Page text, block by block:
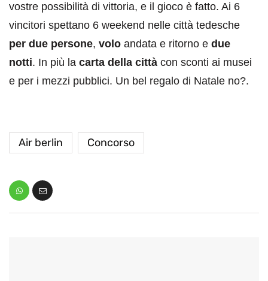
vostre possibilità di vittoria, e il gioco è fatto. Ai 6
vincitori spettano 6 weekend nelle città tedesche
per due persone, volo andata e ritorno e due
notti. In più la carta della città con sconti ai musei
e per i mezzi pubblici. Un bel regalo di Natale no?.
Air berlin Concorso